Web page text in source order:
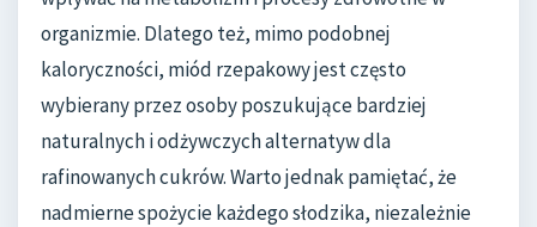
organizmie. Dlatego też, mimo podobnej
kaloryczności, miód rzepakowy jest często
wybierany przez osoby poszukujące bardziej
naturalnych i odżywczych alternatyw dla
rafinowanych cukrów. Warto jednak pamiętać, że
nadmierne spożycie każdego słodzika, niezależnie